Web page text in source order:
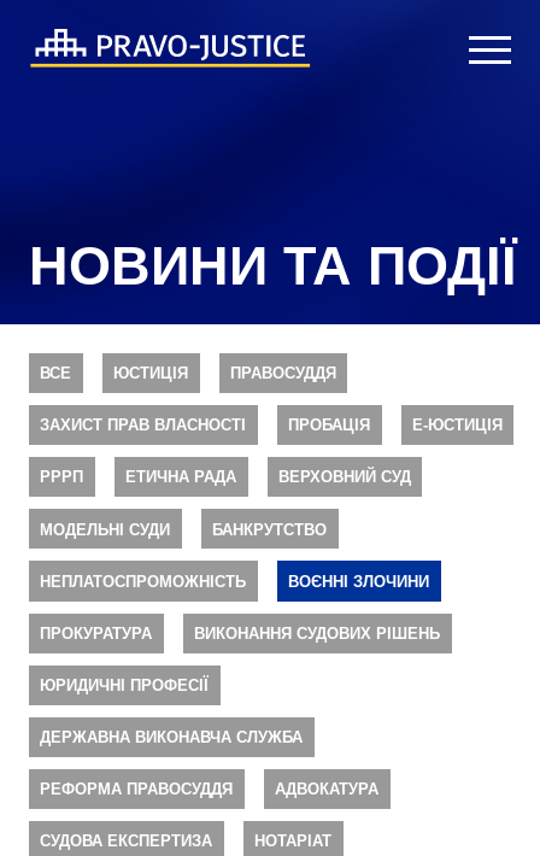
НОВИНИ ТА ПОДІЇ
ВСЕ ЮСТИЦІЯ ПРАВОСУДДЯ
ЗАХИСТ ПРАВ ВЛАСНОСТІ ПРОБАЦІЯ Е-ЮСТИЦІЯ
РРРП ЕТИЧНА РАДА ВЕРХОВНИЙ СУД
МОДЕЛЬНІ СУДИ БАНКРУТСТВО
НЕПЛАТОСПРОМОЖНІСТЬ ВОЄННІ ЗЛОЧИНИ
ПРОКУРАТУРА ВИКОНАННЯ СУДОВИХ РІШЕНЬ
ЮРИДИЧНІ ПРОФЕСІЇ
ДЕРЖАВНА ВИКОНАВЧА СЛУЖБА
РЕФОРМА ПРАВОСУДДЯ АДВОКАТУРА
СУДОВА ЕКСПЕРТИЗА НОТАРІАТ